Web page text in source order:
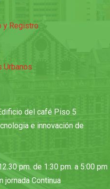
y Registro
Urbanos
del café Piso 5
e innovación de
pm. de 1:30 pm. a 5:00 pm
jornada Continua